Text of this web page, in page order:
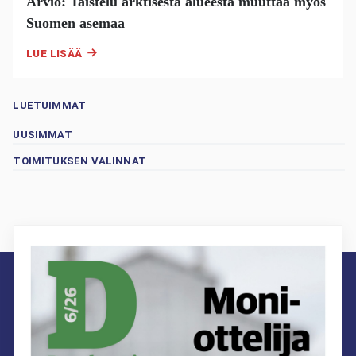
Suomen asemaa
LUE LISÄÄ
LUETUIMMAT
UUSIMMAT
TOIMITUKSEN VALINNAT